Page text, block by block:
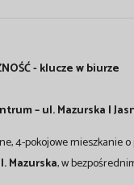
- klucze w biurze
– ul. Mazurska |
4-pokojowe mieszkanie
Mazurska, w